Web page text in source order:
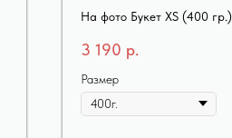
На фото Букет XS (400 гр.)
3 190 р.
Размер